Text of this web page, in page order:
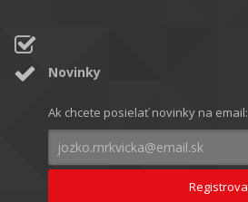
Novinky
Ak chcete posielať novinky na email: